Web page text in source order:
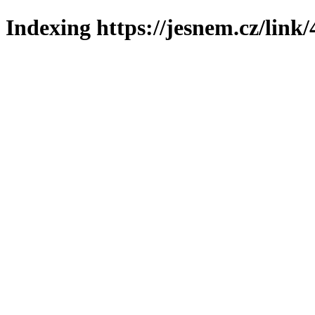
Indexing https://jesnem.cz/link/